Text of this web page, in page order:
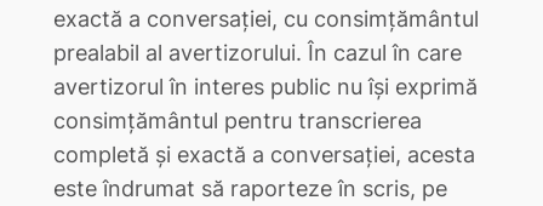
exactă a conversaţiei, cu consimțământul
prealabil al avertizorului. În cazul în care
avertizorul în interes public nu îşi exprimă
consimţământul pentru transcrierea
completă și exactă a conversației, acesta
este îndrumat să raporteze în scris, pe